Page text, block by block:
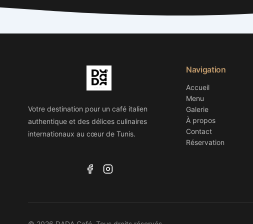
Votre destination pour un café italien
authentique et des délices culinaires
internationaux au cœur de Tunis.
Navigation
Accueil
Menu
Galerie
À propos
Contact
Réservation